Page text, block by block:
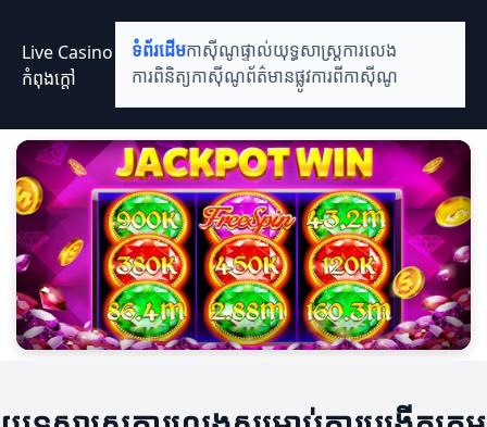
Live Casino
កំពុងក្តៅ
ទំព័រដើមកាស៊ីណូផ្ទាល់យុទ្ធសាស្ត្រការលេង
ការពិនិត្យកាស៊ីណូព័ត៌មានផ្លូវការពីកាស៊ីណូ